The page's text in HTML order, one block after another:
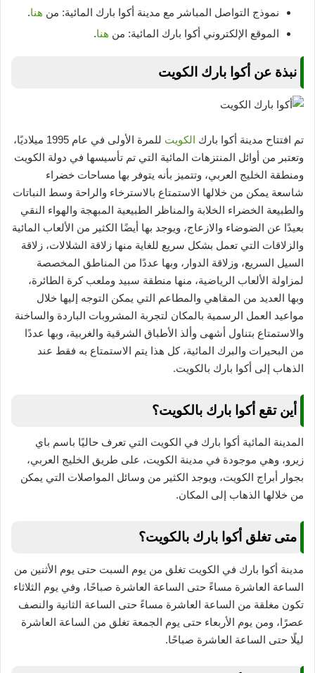
نموذج التواصل المباشر مع مدينة أكوا بارك المائية: من هنا.
الموقع الإلكتروني أكوا بارك المائية: من هنا.
نبذة عن أكوا بارك الكويت
تم افتتاح مدينة أكوا بارك الكويت
للمرة الأولى في عام 1995 ميلاديًا،
وتعتبر من أوائل المنتزهات المائية التي تم تأسيسها في دولة الكويت
ومنطقة الخليج العربي، وتتميز بأنه يتوفر بها مساحات خضراء
شاسعة يمكن من خلالها الاستمتاع بالاسترخاء والراحة وسط النباتات
والطبيعة الخضراء الخلابة والمناظر الطبيعية المبهجة والهواء النقي
بعيدًا عن الضوضاء والازعاج، ويوجد بها أيضًا الكثير من الألعاب المائية
والزلاقات التي تعمل بشكل سريع للغاية منها زلاقة الشلالات، زلاقة
السيل السريع، وزلاقة الدوار، وبها عددًا من المناطق المخصصة
لمزاولة الألعاب الرياضية، منها منطقة سبيد وملعب كرة الطائرة،
وبها العديد من المقاهي والمطاعم التي يمكن التوجه إليها خلال
مواعيد العمل الرسمية بالمكان لتجربة المشروبات الباردة والساخنة
والاستمتاع بتناول أشهى وألذ الأطباق الشرقية والغربية، وبها عددًا
من البحيرات والبرك المائية، كل هذا يتم الاستمتاع به فقط عند
الذهاب إلى أكوا بارك بالكويت.
أين تقع أكوا بارك بالكويت؟
المدينة المائية أكوا بارك في الكويت التي تعرف حاليًا باسم باي
زيرو، وهي موجودة في مدينة الكويت، على طريق الخليج العربي،
بجوار أبراج الكويت، ويوجد الكثير من وسائل المواصلات التي يمكن
من خلالها الذهاب إلى المكان.
متى تغلق أكوا بارك بالكويت؟
مدينة أكوا بارك في الكويت تغلق من يوم السبت حتى يوم الأثنين من
الساعة العاشرة مساءً حتى الساعة العاشرة صباحًا، وفي يوم الثلاثاء
تكون مغلقة من الساعة العاشرة مساءً حتى الساعة الثانية والنصف
عصرًا، ومن يوم الأربعاء حتى يوم الجمعة تغلق من الساعة العاشرة
ليلًا حتى الساعة العاشرة صباحًا.